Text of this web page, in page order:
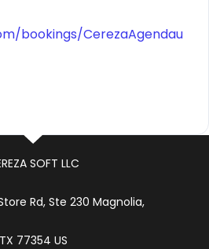
bookings/CerezaAgendau
SOFT LLC
Rd, Ste 230 Magnolia,
TX 77354 US